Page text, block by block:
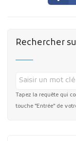
Rechercher
Tapez la requête qui
touche "Entrée" de